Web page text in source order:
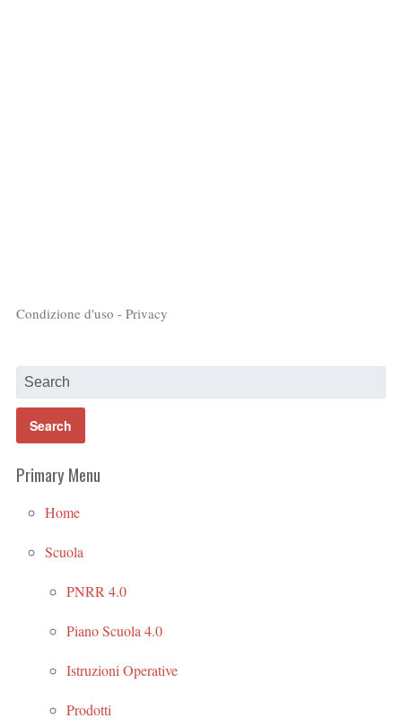
Condizione d'uso - Privacy
Primary Menu
Home
Scuola
PNRR 4.0
Piano Scuola 4.0
Istruzioni Operative
Prodotti